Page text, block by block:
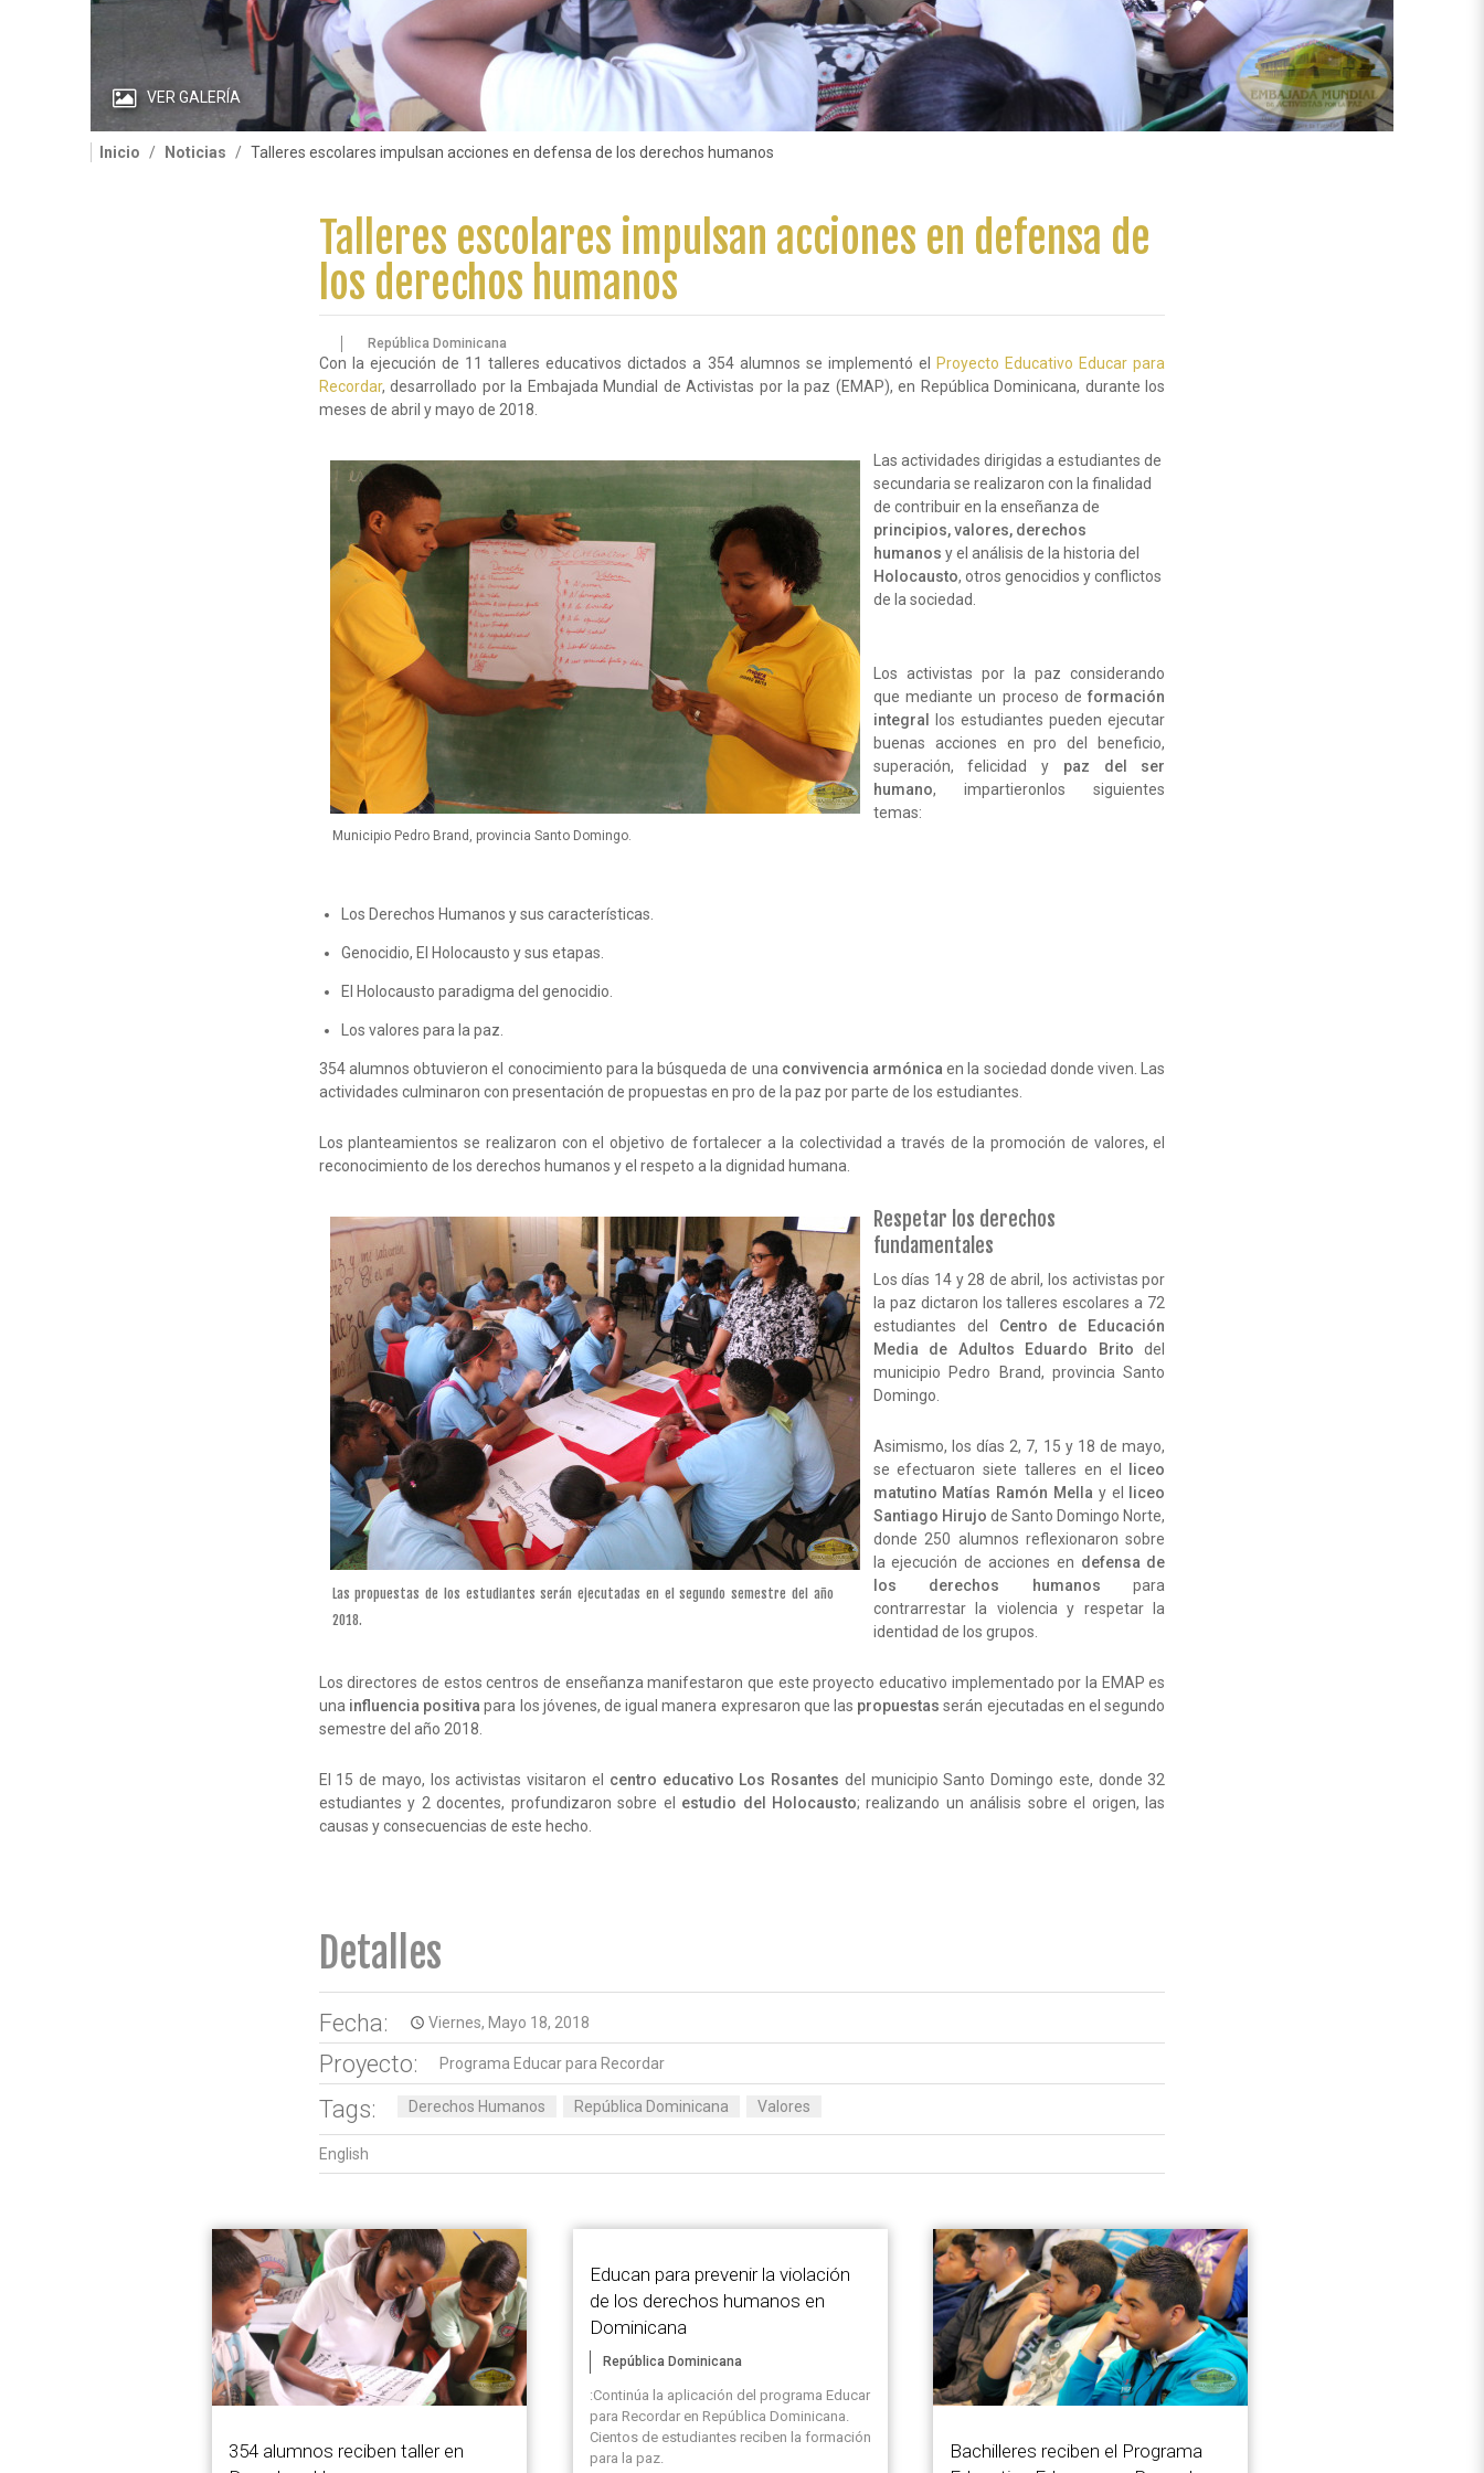
VER GALERÍA
Inicio Noticias Talleres escolares impulsan acciones en defensa de los derechos humanos
Talleres escolares impulsan acciones en defensa de
los derechos humanos
República Dominicana
Con la ejecución de 11 talleres educativos dictados a 354 alumnos se implementó el
Proyecto Educativo Educar para
Recordar, desarrollado por la Embajada Mundial de Activistas por la paz (EMAP), en República Dominicana, durante los
meses de abril y mayo de 2018.
Municipio Pedro Brand, provincia Santo Domingo.
Las actividades dirigidas a estudiantes de
secundaria se realizaron con la finalidad
de contribuir en la enseñanza de
principios, valores, derechos
humanos y el análisis de la historia del
Holocausto, otros genocidios y conflictos
de la sociedad.
Los activistas por la paz considerando
que mediante un proceso deformación
integral
los estudiantes pueden ejecutar
buenas acciones en pro del beneficio,
superación, felicidad y paz del ser
humano, impartieronlos siguientes
temas:
Los Derechos Humanos y sus características.
Genocidio, El Holocausto y sus etapas.
El Holocausto paradigma del genocidio.
Los valores para la paz.
354 alumnos obtuvieron el conocimiento para la búsqueda de una convivencia armónica en la sociedad donde viven. Las
actividades culminaron con presentación de propuestas en pro de la paz por parte de los estudiantes.
Los planteamientos se realizaron con el objetivo de fortalecer a la colectividad a través de la promoción de valores, el
reconocimiento de los derechos humanos y el respeto a la dignidad humana.
Las propuestas de los estudiantes serán ejecutadas en el segundo semestre del año
2018.
Respetar los derechos
fundamentales
Los días 14 y 28 de abril, los activistas por
la paz dictaron los talleres escolares a 72
estudiantes del Centro de Educación
Media de Adultos Eduardo Brito del
municipio Pedro Brand, provincia Santo
Domingo.
Asimismo, los días 2, 7, 15 y 18 de mayo,
se efectuaron siete talleres en el
liceo
matutino Matías Ramón Mella y el
liceo
Santiago Hirujo de Santo Domingo Norte,
donde 250 alumnos reflexionaron sobre
la ejecución de acciones en defensa de
los derechos humanos para
contrarrestar la violencia y respetar la
identidad de los grupos.
Los directores de estos centros de enseñanza manifestaron que este proyecto educativo implementado por la EMAP es
una influencia positiva para los jóvenes, de igual manera expresaron que las propuestasserán ejecutadas en el segundo
semestre del año 2018.
El 15 de mayo, los activistas visitaron el centro educativo Los Rosantes del municipio Santo Domingo este, donde 32
estudiantes y 2 docentes, profundizaron sobre el estudio del Holocausto; realizando un análisis sobre el origen, las
causas y consecuencias de este hecho.
Detalles
Fecha: access_time Viernes, Mayo 18, 2018
Proyecto: Programa Educar para Recordar
Tags: Derechos Humanos República Dominicana Valores
English
354 alumnos reciben taller en
Educan para prevenir la violación
de los derechos humanos en
Dominicana
República Dominicana
:Continúa la aplicación del programa Educar
para Recordar en República Dominicana.
Cientos de estudiantes reciben la formación
para la paz.
Bachilleres reciben el Programa